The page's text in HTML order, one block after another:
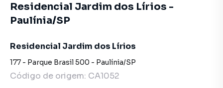
Residencial Jardim dos Lírios -
Paulínia/SP
Residencial Jardim dos Lírios
177 - Parque Brasil 500 - Paulínia/SP
Código de origem: CA1052